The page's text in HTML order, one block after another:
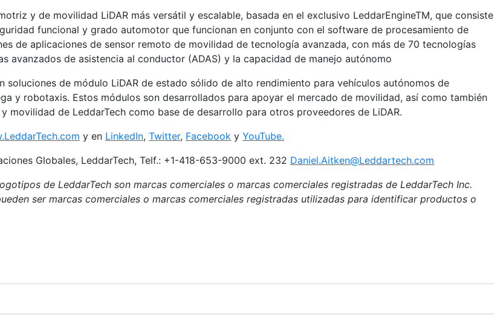
y de movilidad LiDAR más versátil y escalable, basada en el exclusivo LeddarEngineTM, que consiste
funcional y grado automotor que funcionan en conjunto con el software de procesamiento de
de aplicaciones de sensor remoto de movilidad de tecnología avanzada, con más de 70 tecnologías
avanzados de asistencia al conductor (ADAS) y la capacidad de manejo autónomo
de módulo LiDAR de estado sólido de alto rendimiento para vehículos autónomos de
y robotaxis. Estos módulos son desarrollados para apoyar el mercado de movilidad, así como también
de LeddarTech como base de desarrollo para otros proveedores de LiDAR.
y en LinkedIn, Twitter, Facebook y YouTube.
Globales, LeddarTech, Telf.: +1-418-653-9000 ext. 232 Daniel.Aitken@Leddartech.com
de LeddarTech son marcas comerciales o marcas comerciales registradas de LeddarTech Inc.
ser marcas comerciales o marcas comerciales registradas utilizadas para identificar productos o